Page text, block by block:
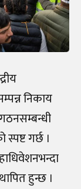
निकाय
गर्छ ।
हुन्छ ।